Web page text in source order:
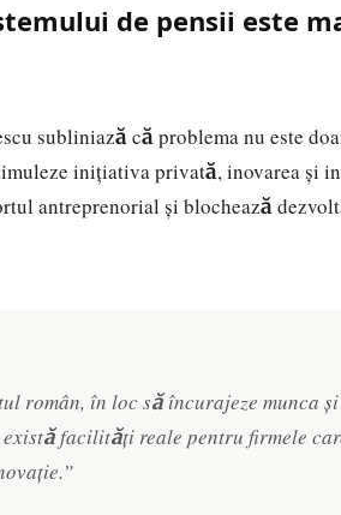
de pensii este
subliniază că problema nu este
inițiativa privată, inovarea și
antreprenorial și blochează
român, în loc să încurajeze munca
facilități reale pentru firmele